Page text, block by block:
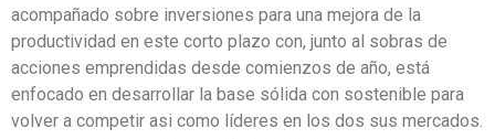
acompañado sobre inversiones para una mejora de la
productividad en este corto plazo con, junto al sobras de
acciones emprendidas desde comienzos de año, está
enfocado en desarrollar la base sólida con sostenible para
volver a competir asi como líderes en los dos sus mercados.